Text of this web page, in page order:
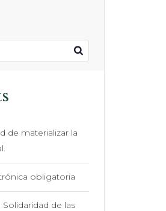
de materializar la
obligatoria
de las